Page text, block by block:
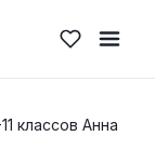
классов Анна